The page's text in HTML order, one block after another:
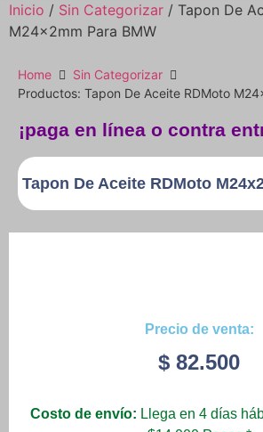
Inicio / Sin Categorizar / Tapon De
M24x2mm Para BMW
Home
Sin Categorizar
Productos: Tapon De Aceite RDMoto
¡paga en línea o contra
Tapon De Aceite RDMoto
Precio de venta:
$ 82.500
Costo de envío: Llega en 4 días